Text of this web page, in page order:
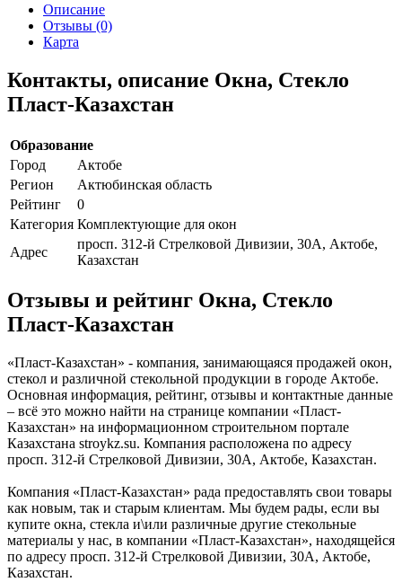
Описание
Отзывы (0)
Карта
Контакты, описание Окна, Стекло
Пласт-Казахстан
Образование
Город
Актобе
Регион
Актюбинская область
Рейтинг
0
Категория Комплектующие для окон
Адрес
просп. 312-й Стрелковой Дивизии, 30А, Актобе,
Казахстан
Отзывы и рейтинг Окна, Стекло
Пласт-Казахстан
«Пласт-Казахстан» - компания, занимающаяся продажей окон,
стекол и различной стекольной продукции в городе Актобе.
Основная информация, рейтинг, отзывы и контактные данные
– всё это можно найти на странице компании «Пласт-
Казахстан» на информационном строительном портале
Казахстана stroykz.su. Компания расположена по адресу
просп. 312-й Стрелковой Дивизии, 30А, Актобе, Казахстан.
Компания «Пласт-Казахстан» рада предоставлять свои товары
как новым, так и старым клиентам. Мы будем рады, если вы
купите окна, стекла и\или различные другие стекольные
материалы у нас, в компании «Пласт-Казахстан», находящейся
по адресу просп. 312-й Стрелковой Дивизии, 30А, Актобе,
Казахстан.